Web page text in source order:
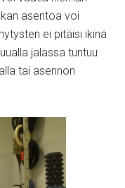
asentoa voi
ei pitäisi ikinä
jalassa tuntuu
tai asennon